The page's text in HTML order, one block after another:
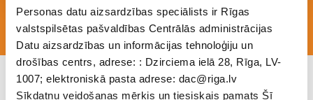
Personas datu aizsardzības speciālists ir Rīgas
valstspilsētas pašvaldības Centrālās administrācijas
Datu aizsardzības un informācijas tehnoloģiju un
drošības centrs, adrese: : Dzirciema ielā 28, Rīga, LV-
1007; elektroniskā pasta adrese: dac@riga.lv
Sīkdatņu veidošanas mērķis un tiesiskais pamats Šī
!2.a dialogs